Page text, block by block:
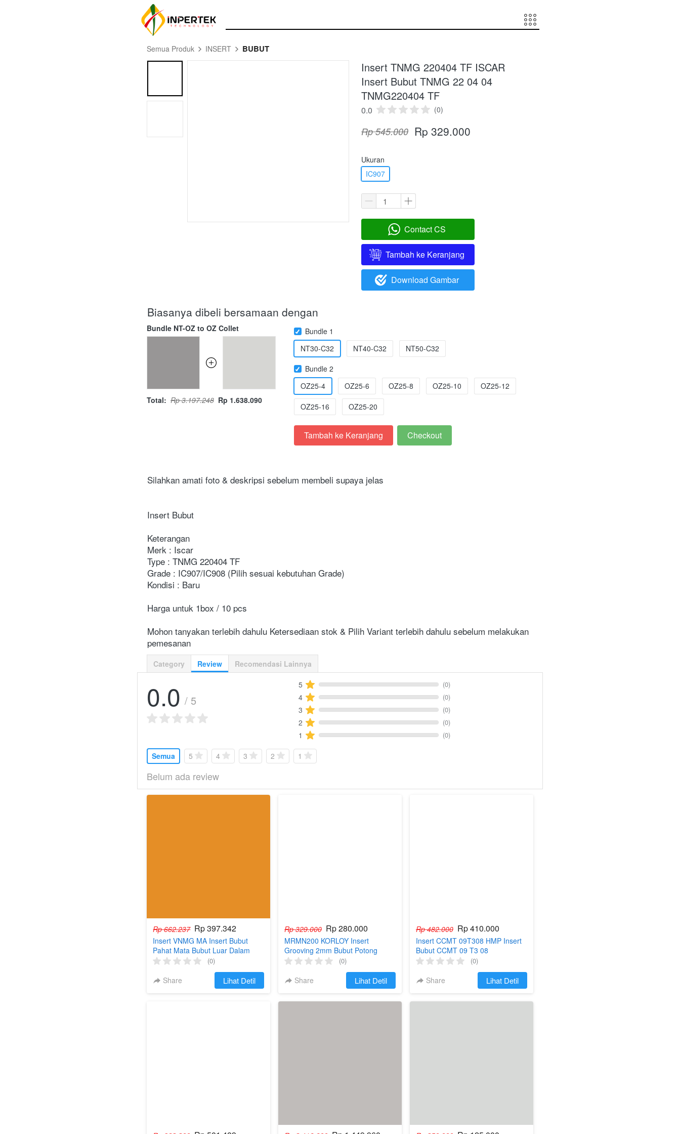
Semua Produk INSERT BUBUT
Insert TNMG 220404 TF ISCAR
Insert Bubut TNMG 22 04 04
TNMG220404 TF
0.0 (0)
Rp 545.000 Rp 329.000
Ukuran
IC907
` Contact CS
` Tambah ke Keranjang
` Download Gambar
Biasanya dibeli bersamaan dengan
Bundle NT-OZ to OZ Collet
Total: Rp 3.197.248 Rp 1.638.090
Bundle 1
NT30-C32
NT40-C32
NT50-C32
Bundle 2
OZ25-4
OZ25-6 OZ25-8 OZ25-10 OZ25-12
OZ25-16 OZ25-20
`
Tambah ke Keranjang `
Checkout
Silahkan amati foto & deskripsi sebelum membeli supaya jelas
Insert Bubut
Keterangan
Merk : Iscar
Type : TNMG 220404 TF
Grade : IC907/IC908 (Pilih sesuai kebutuhan Grade)
Kondisi : Baru
Harga untuk 1box / 10 pcs
Mohon tanyakan terlebih dahulu Ketersediaan stok & Pilih Variant terlebih dahulu sebelum melakukan
pemesanan
Category Review Recomendasi Lainnya
0.0 / 5
5 (0)
4 (0)
3 (0)
2 (0)
1 (0)
Semua 5 4 3 2 1
Belum ada review
Rp 662.237 Rp 397.342
Insert VNMG MA Insert Bubut
Pahat Mata Bubut Luar Dalam
(0)
Share `
Lihat Detil
Rp 329.000 Rp 280.000
MRMN200 KORLOY Insert
Grooving 2mm Bubut Potong
Radius 2 mm MRMN 200
(0)
Share `Lihat Detil
Rp 482.000 Rp 410.000
Insert CCMT 09T308 HMP Insert
Bubut CCMT 09 T3 08
CCMT09T308
(0)
Share `Lihat Detil